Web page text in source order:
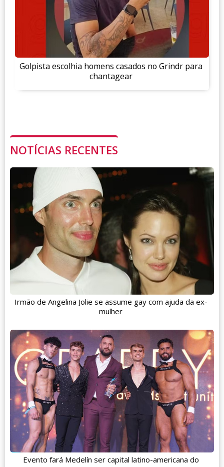
Golpista escolhia homens casados no Grindr para
chantagear
NOTÍCIAS RECENTES
Irmão de Angelina Jolie se assume gay com ajuda da ex-
mulher
Evento fará Medelín ser capital latino-americana do